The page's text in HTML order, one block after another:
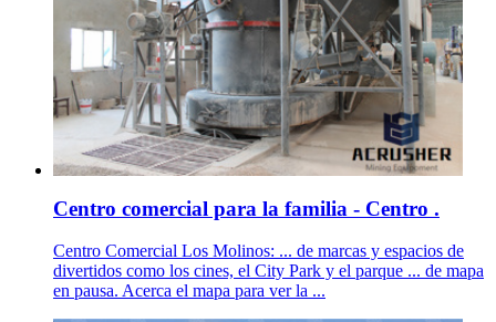
Centro comercial para la familia - Centro .
Centro Comercial Los Molinos: ... de marcas y espacios de
divertidos como los cines, el City Park y el parque ... de mapa
en pausa. Acerca el mapa para ver la ...